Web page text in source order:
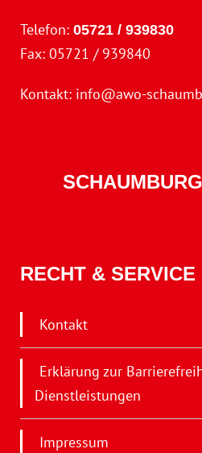
Telefon: 05721 / 939830
Fax: 05721 / 939840
Kontakt: info@awo-
RECHT & SERVICE
Kontakt
Erklärung zur
Dienstleistungen
Impressum